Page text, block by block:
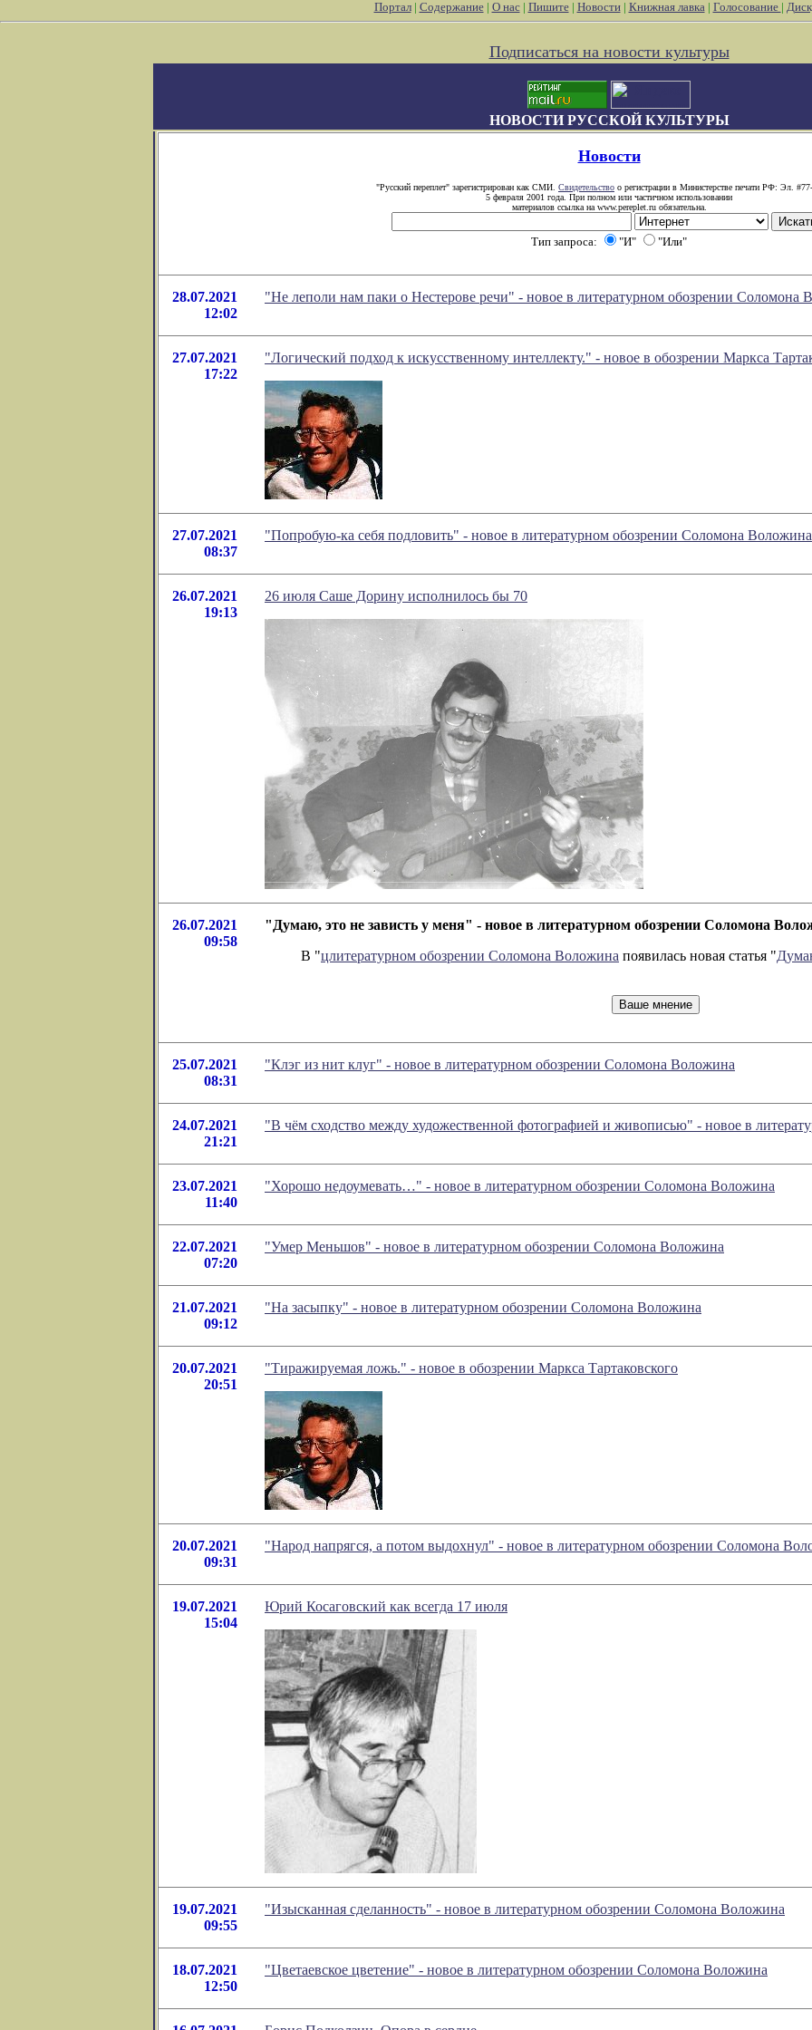
Портал| Содержание| О нас| Пишите| Новости| Книжная лавка| Голосование |
Подписаться на новости культуры
НОВОСТИ РУССКОЙ КУЛЬТУРЫ
Новости
"Русский переплет" зарегистрирован как СМИ. Свидетельство о регистрации в Министерстве печати РФ: Эл.
5 февраля 2001 года. При полном или частичном использовании
материалов ссылка на www.pereplet.ru обязательна.
Тип запроса: "И" "Или"
28.07.2021
12:02
"Не леполи нам паки о Нестерове речи" - новое в литературном обозрении Соломона
27.07.2021
17:22
"Логический подход к искусственному интеллекту." - новое в обозрении Маркса
27.07.2021
08:37
"Попробую-ка себя подловить" - новое в литературном обозрении Соломона Воложина
26.07.2021
19:13
26 июля Саше Дорину исполнилось бы 70
26.07.2021
09:58
"Думаю, это не зависть у меня" - новое в литературном обозрении Соломона
В "цлитературном обозрении Соломона Воложина появилась новая статья "
25.07.2021
08:31
"Клэг из нит клуг" - новое в литературном обозрении Соломона Воложина
24.07.2021
21:21
"В чём сходство между художественной фотографией и живописью" - новое в
23.07.2021
11:40
"Хорошо недоумевать…" - новое в литературном обозрении Соломона Воложина
22.07.2021
07:20
"Умер Меньшов" - новое в литературном обозрении Соломона Воложина
21.07.2021
09:12
"На засыпку" - новое в литературном обозрении Соломона Воложина
20.07.2021
20:51
"Тиражируемая ложь." - новое в обозрении Маркса Тартаковского
20.07.2021
09:31
"Народ напрягся, а потом выдохнул" - новое в литературном обозрении Соломона
19.07.2021
15:04
Юрий Косаговский как всегда 17 июля
19.07.2021
09:55
"Изысканная сделанность" - новое в литературном обозрении Соломона Воложина
18.07.2021
12:50
"Цветаевское цветение" - новое в литературном обозрении Соломона Воложина